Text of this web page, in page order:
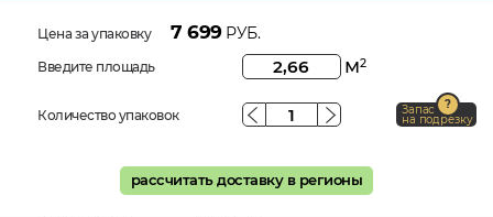
Цена за упаковку 7 699РУБ.
Введите площадь м2
Количество упаковок Запас
на подрезку
рассчитать доставку в регионы